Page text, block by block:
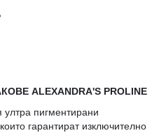
ALEXANDRA'S PROLINE
ултра пигментирани
гарантират изключително